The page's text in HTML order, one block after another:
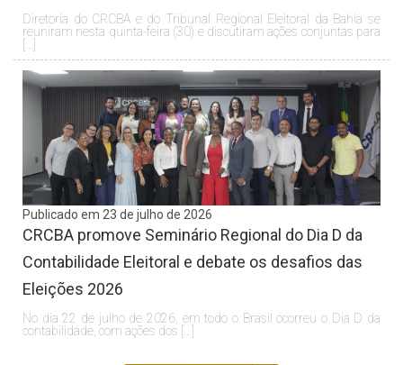
Diretoria do CRCBA e do Tribunal Regional Eleitoral da Bahia se
reuniram nesta quinta-feira (30) e discutiram ações conjuntas para
Publicado em 23 de julho de 2026
CRCBA promove Seminário Regional do Dia D da
Contabilidade Eleitoral e debate os desafios das
Eleições 2026
No dia 22 de julho de 2026, em todo o Brasil ocorreu o Dia D da
contabilidade, com ações dos […]